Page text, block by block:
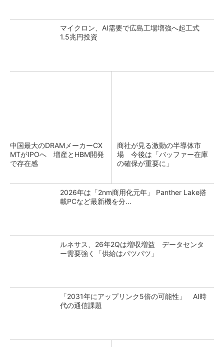
マイクロン、AI需要で広島工場増強へ起工式
1.5兆円投資
中国最大のDRAMメーカーCX
MTがIPOへ 増産とHBM開発
で存在感
商社が見る激動の半導体市
場 今後は「バッファー在庫
の確保が重要に」
2026年は「2nm商用化元年」 Panther Lake搭
載PCなど最新機を分...
ルネサス、26年2Qは増収増益 データセンタ
ー需要強く「供給はパツパツ」
「2031年にアップリンク5倍の可能性」 AI時
代の通信課題